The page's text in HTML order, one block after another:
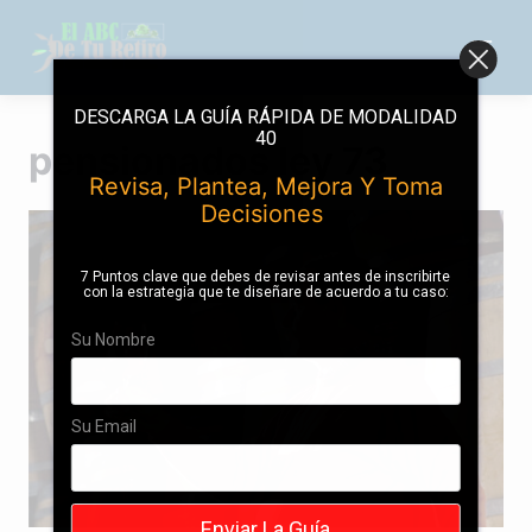
contenido
pensionados ley 73
DESCARGA LA GUÍA RÁPIDA DE MODALIDAD
40
Revisa, Plantea, Mejora Y Toma
Decisiones
7 Puntos clave que debes de revisar antes de inscribirte
con la estrategia que te diseñare de acuerdo a tu caso:
Su Nombre
Su Email